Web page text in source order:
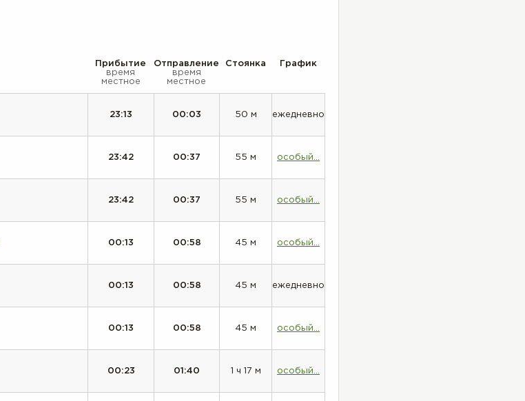
Прибытие
время
местное
Отправление
время
местное
Стоянка График
23:13 00:03 50 м ежедневно
23:42 00:37 55 м особый...
23:42 00:37 55 м особый...
00:13 00:58 45 м особый...
00:13 00:58 45 м ежедневно
00:13 00:58 45 м особый...
00:23 01:40 1 ч 17 м особый...